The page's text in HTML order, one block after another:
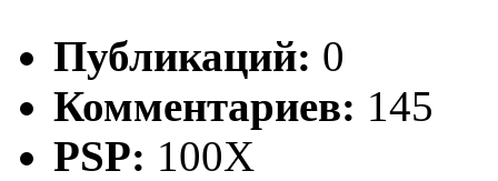
Публикаций: 0
Комментариев: 145
PSP: 100X